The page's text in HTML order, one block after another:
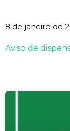
8 de janeiro de
Aviso de